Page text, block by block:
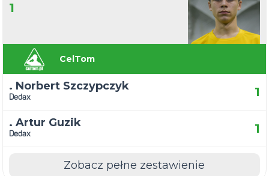
1
CelTom
. Norbert Szczypczyk
Dedax 1
. Artur Guzik
Dedax 1
Zobacz pełne zestawienie